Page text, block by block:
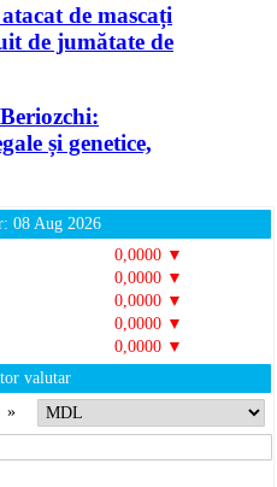
de mascați
de jumătate de
și genetice,
08 Aug 2026
0,0000 ▼
0,0000 ▼
0,0000 ▼
0,0000 ▼
0,0000 ▼
valutar
»